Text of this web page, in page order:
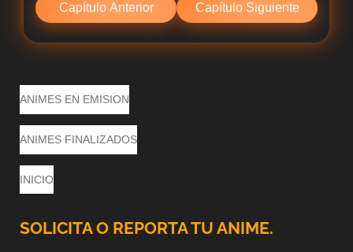
Capítulo Anterior Capítulo Siguiente
ANIMES EN EMISION
ANIMES FINALIZADOS
INICIO
SOLICITA O REPORTA TU ANIME.